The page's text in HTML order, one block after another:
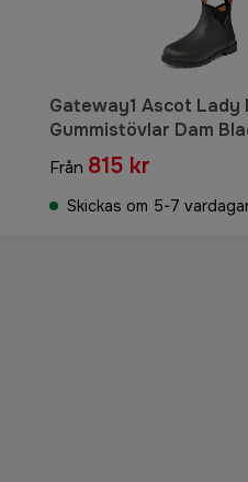
Gateway1 Ascot Lady
Gummistövlar Dam
Från 815 kr
Skickas om 5-7